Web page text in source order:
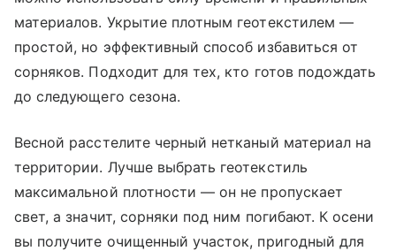
материалов. Укрытие плотным геотекстилем —
простой, но эффективный способ избавиться от
сорняков. Подходит для тех, кто готов подождать
до следующего сезона.
Весной расстелите черный нетканый материал на
территории. Лучше выбрать геотекстиль
максимальной плотности — он не пропускает
свет, а значит, сорняки под ним погибают. К осени
вы получите очищенный участок, пригодный для